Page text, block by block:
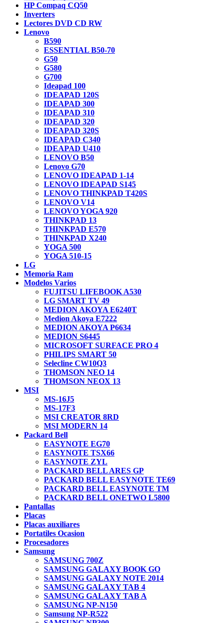
HP Compaq CQ50
Inverters
Lectores DVD CD RW
Lenovo
B590
ESSENTIAL B50-70
G50
G580
G700
Ideapad 100
IDEAPAD 120S
IDEAPAD 300
IDEAPAD 310
IDEAPAD 320
IDEAPAD 320S
IDEAPAD C340
IDEAPAD U410
LENOVO B50
Lenovo G70
LENOVO IDEAPAD 1-14
LENOVO IDEAPAD S145
LENOVO THINKPAD T420S
LENOVO V14
LENOVO YOGA 920
THINKPAD 13
THINKPAD E570
THINKPAD X240
YOGA 500
YOGA 510-15
LG
Memoria Ram
Modelos Varios
FUJITSU LIFEBOOK A530
LG SMART TV 49
MEDION AKOYA E6240T
Medion Akoya E7222
MEDION AKOYA P6634
MEDION S6445
MICROSOFT SURFACE PRO 4
PHILIPS SMART 50
Selecline CW10Q3
THOMSON NEO 14
THOMSON NEOX 13
MSI
MS-16J5
MS-17F3
MSI CREATOR 8RD
MSI MODERN 14
Packard Bell
EASYNOTE EG70
EASYNOTE TSX66
EASYNOTE ZYL
PACKARD BELL ARES GP
PACKARD BELL EASYNOTE TE69
PACKARD BELL EASYNOTE TM
PACKARD BELL ONETWO L5800
Pantallas
Placas
Placas auxiliares
Portatiles Ocasion
Procesadores
Samsung
SAMSUNG 700Z
SAMSUNG GALAXY BOOK GO
SAMSUNG GALAXY NOTE 2014
SAMSUNG GALAXY TAB 4
SAMSUNG GALAXY TAB A
SAMSUNG NP-N150
Samsung NP-R522